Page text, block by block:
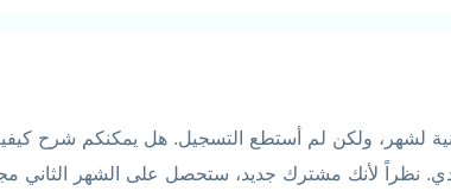
لشهر، ولكن لم أستطع التسجيل. هل يمكنكم شرح
السلام، يمكنك الاشتراك في كيورا عبر دفع اشتراك شهري بمبلغ ٢٩ ريال سعودي. نظراً لأنك مشترك جديد، ستحصل على الشهر